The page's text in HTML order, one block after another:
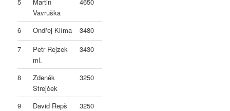
Vavruška
6 Ondřej Klíma
3480
7
Petr Rejzek
ml.
3430
8
Zdeněk
Strejček
3250
9 David Repš
3250